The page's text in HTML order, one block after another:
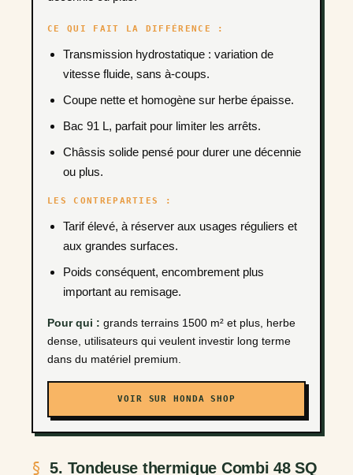
CE QUI FAIT LA DIFFÉRENCE :
Transmission hydrostatique : variation de
vitesse fluide, sans à-coups.
Coupe nette et homogène sur herbe épaisse.
Bac 91 L, parfait pour limiter les arrêts.
Châssis solide pensé pour durer une décennie
ou plus.
LES CONTREPARTIES :
Tarif élevé, à réserver aux usages réguliers et
aux grandes surfaces.
Poids conséquent, encombrement plus
important au remisage.
Pour qui : grands terrains 1500 m² et plus, herbe
dense, utilisateurs qui veulent investir long terme
dans du matériel premium.
VOIR SUR HONDA SHOP
5. Tondeuse thermique Combi 48 SQ